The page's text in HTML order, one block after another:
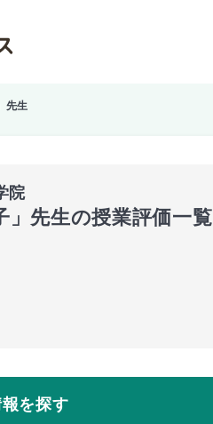
先生
院
」先生の授業評価一覧
を探す